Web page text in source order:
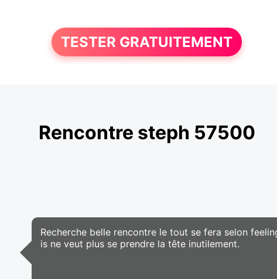
TESTER GRATUITEMENT
Rencontre steph 57500
Recherche belle rencontre le tout se fera selon
is ne veut plus se prendre la tête inutilement.